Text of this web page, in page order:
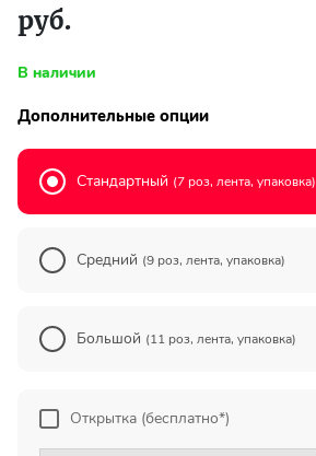
один раз, поэтому могу
магазин. Работают быстро,
Сергей...
Понравился большой выбор
Доставили к...
руб.
В наличии
Дополнительные опции
Стандартный (7 роз, лента, упаковка)
Средний (9 роз, лента, упаковка)
Большой (11 роз, лента, упаковка)
Открытка (бесплатно*)